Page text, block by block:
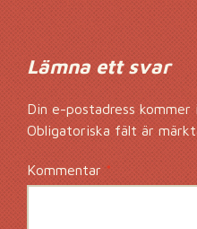
Lämna ett svar
Din e-postadress kommer
Obligatoriska fält är
Kommentar*